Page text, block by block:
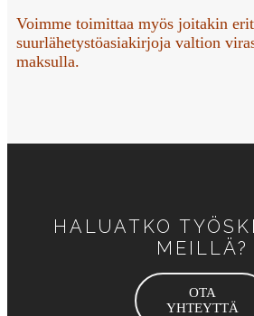
Voimme toimittaa myös joitakin
suurlähetystöasiakirjoja valtion
maksulla.
HALUATKO
MEILLÄ?
OTA
YHTEYTTÄ